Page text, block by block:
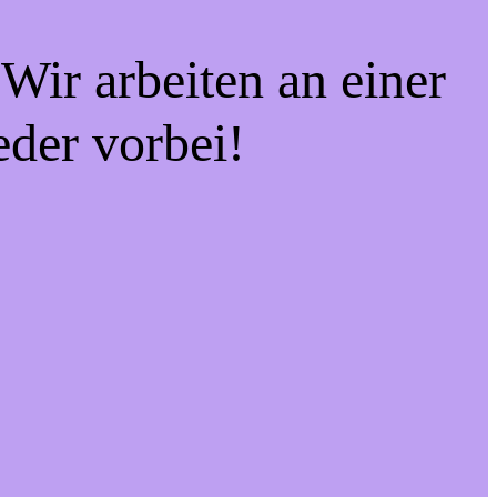
arbeiten an einer
vorbei!